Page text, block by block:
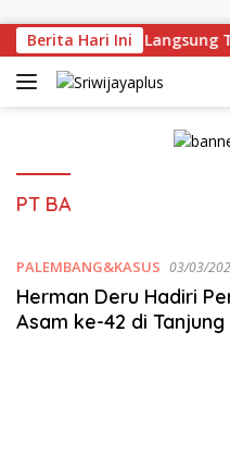
Berita Hari Ini
Deru Tinjau Langsung
PT BA
PALEMBANG&KASUS 03/03/
Herman Deru Hadiri
Asam ke-42 di Tanjung